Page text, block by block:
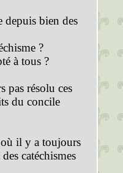
depuis bien des
?
à tous ?
pas résolu ces
du concile
il y a toujours
catéchismes